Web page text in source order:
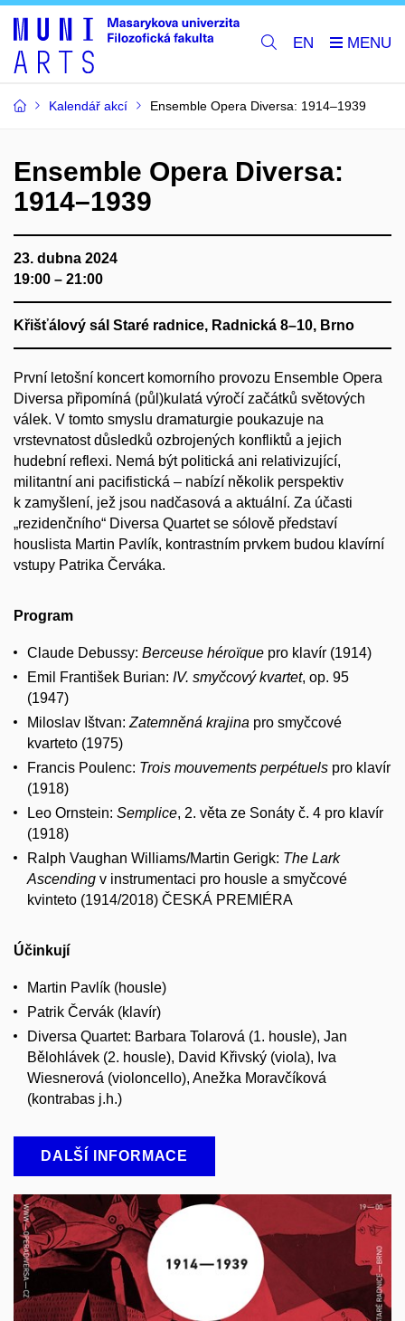
EN
Kalendář akcí Ensemble Opera Diversa: 1914–⁠⁠⁠⁠⁠1939
Ensemble Opera Diversa:
1914–⁠⁠⁠⁠⁠1939
23. dubna 2024
19:00 – 21:00
Křišťálový sál Staré radnice, Radnická 8–⁠⁠⁠⁠⁠10, Brno
První letošní koncert komorního provozu Ensemble Opera
Diversa připomíná (půl)kulatá výročí začátků světových
válek. V tomto smyslu dramaturgie poukazuje na
vrstevnatost důsledků ozbrojených konfliktů a jejich
hudební reflexi. Nemá být politická ani relativizující,
militantní ani pacifistická – nabízí několik perspektiv
k zamyšlení, jež jsou nadčasová a aktuální. Za účasti
„rezidenčního“ Diversa Quartet se sólově představí
houslista Martin Pavlík, kontrastním prvkem budou klavírní
vstupy Patrika Červáka.
Program
Claude Debussy: Berceuse héroïque pro klavír (1914)
Emil František Burian: IV. smyčcový kvartet, op. 95
(1947)
Miloslav Ištvan: Zatemněná krajina pro smyčcové
kvarteto (1975)
Francis Poulenc: Trois mouvements perpétuels pro klavír
(1918)
Leo Ornstein: Semplice, 2. věta ze Sonáty č. 4 pro klavír
(1918)
Ralph Vaughan Williams/Martin Gerigk: The Lark
Ascending v instrumentaci pro housle a smyčcové
kvinteto (1914/2018) ČESKÁ PREMIÉRA
Účinkují
Martin Pavlík (housle)
Patrik Červák (klavír)
Diversa Quartet: Barbara Tolarová (1. housle), Jan
Bělohlávek (2. housle), David Křivský (viola), Iva
Wiesnerová (violoncello), Anežka Moravčíková
(kontrabas j.h.)
DALŠÍ INFORMACE